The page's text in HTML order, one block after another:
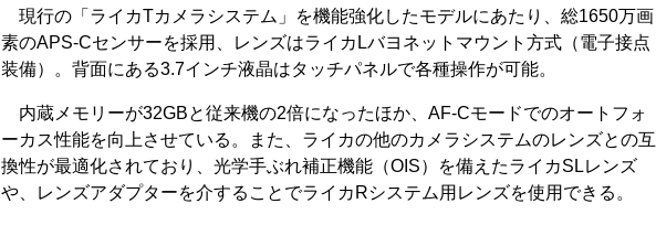
現行の「ライカTカメラシステム」を機能強化したモデルにあたり、総1650万画
素のAPS-Cセンサーを採用、レンズはライカLバヨネットマウント方式（電子接点
装備）。背面にある3.7インチ液晶はタッチパネルで各種操作が可能。
内蔵メモリーが32GBと従来機の2倍になったほか、AF-Cモードでのオートフォ
ーカス性能を向上させている。また、ライカの他のカメラシステムのレンズとの互
換性が最適化されており、光学手ぶれ補正機能（OIS）を備えたライカSLレンズ
や、レンズアダプターを介することでライカRシステム用レンズを使用できる。